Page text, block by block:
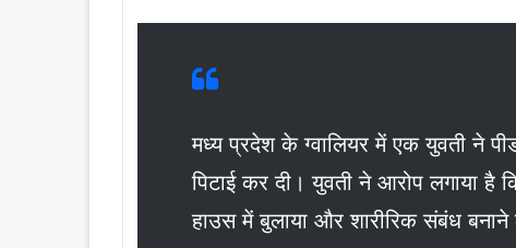
मध्य प्रदेश के ग्वालियर में एक युवती ने
पिटाई कर दी। युवती ने आरोप लगाया
हाउस में बुलाया और शारीरिक संबंध